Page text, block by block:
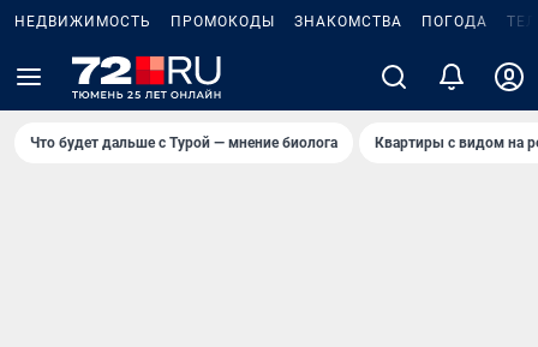
НЕДВИЖИМОСТЬ ПРОМОКОДЫ ЗНАКОМСТВА ПОГОДА
Что будет дальше с Турой — мнение биолога Квартиры с видом на